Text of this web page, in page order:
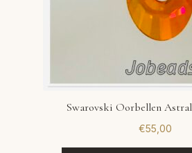
Swarovski Oorbellen
€55,00